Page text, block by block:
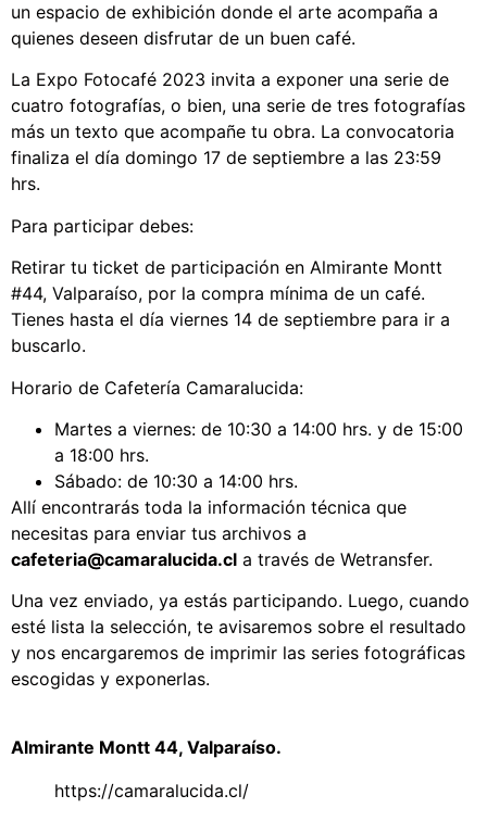
un espacio de exhibición donde el arte acompaña a
quienes deseen disfrutar de un buen café.
La Expo Fotocafé 2023 invita a exponer una serie de
cuatro fotografías, o bien, una serie de tres fotografías
más un texto que acompañe tu obra. La convocatoria
finaliza el día domingo 17 de septiembre a las 23:59
hrs.
Para participar debes:
Retirar tu ticket de participación en Almirante Montt
#44, Valparaíso, por la compra mínima de un café.
Tienes hasta el día viernes 14 de septiembre para ir a
buscarlo.
Horario de Cafetería Camaralucida:
Martes a viernes: de 10:30 a 14:00 hrs. y de 15:00
a 18:00 hrs.
Sábado: de 10:30 a 14:00 hrs.
Allí encontrarás toda la información técnica que
necesitas para enviar tus archivos a
cafeteria@camaralucida.cl a través de Wetransfer.
Una vez enviado, ya estás participando. Luego, cuando
esté lista la selección, te avisaremos sobre el resultado
y nos encargaremos de imprimir las series fotográficas
escogidas y exponerlas.
Almirante Montt 44, Valparaíso.
https://camaralucida.cl/